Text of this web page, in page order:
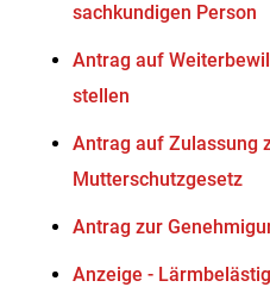
sachkundigen Person
Antrag auf
stellen
Antrag auf Zulassung
Mutterschutzgesetz
Antrag zur
Anzeige -